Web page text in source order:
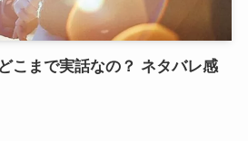
こまで実話なの？ ネタバレ感